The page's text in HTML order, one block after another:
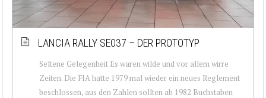
LANCIA RALLY SE037 – DER PROTOTYP
Seltene Gelegenheit Es waren wilde und vor allem wirre
Zeiten. Die FIA hatte 1979 mal wieder ein neues Reglement
beschlossen, aus den Zahlen sollten ab 1982 Buchstaben